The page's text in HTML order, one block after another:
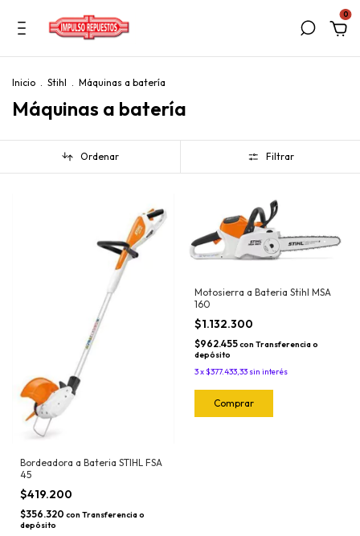
0
Inicio . Stihl . Máquinas a batería
Máquinas a batería
Ordenar Filtrar
Bordeadora a Bateria STIHL FSA
45
$419.200
$356.320 con Transferencia o
depósito
Motosierra a Bateria Stihl MSA
160
$1.132.300
$962.455con Transferencia o
depósito
3x$377.433,33 sin interés